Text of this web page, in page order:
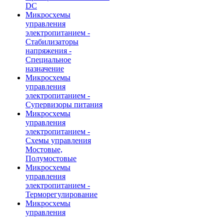
DC
Микросхемы
управления
электропитанием -
Стабилизаторы
напряжения -
Специальное
назначение
Микросхемы
управления
электропитанием -
Супервизоры питания
Микросхемы
управления
электропитанием -
Схемы управления
Мостовые,
Полумостовые
Микросхемы
управления
электропитанием -
Терморегулирование
Микросхемы
управления